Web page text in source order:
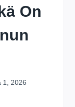
On
1, 2026